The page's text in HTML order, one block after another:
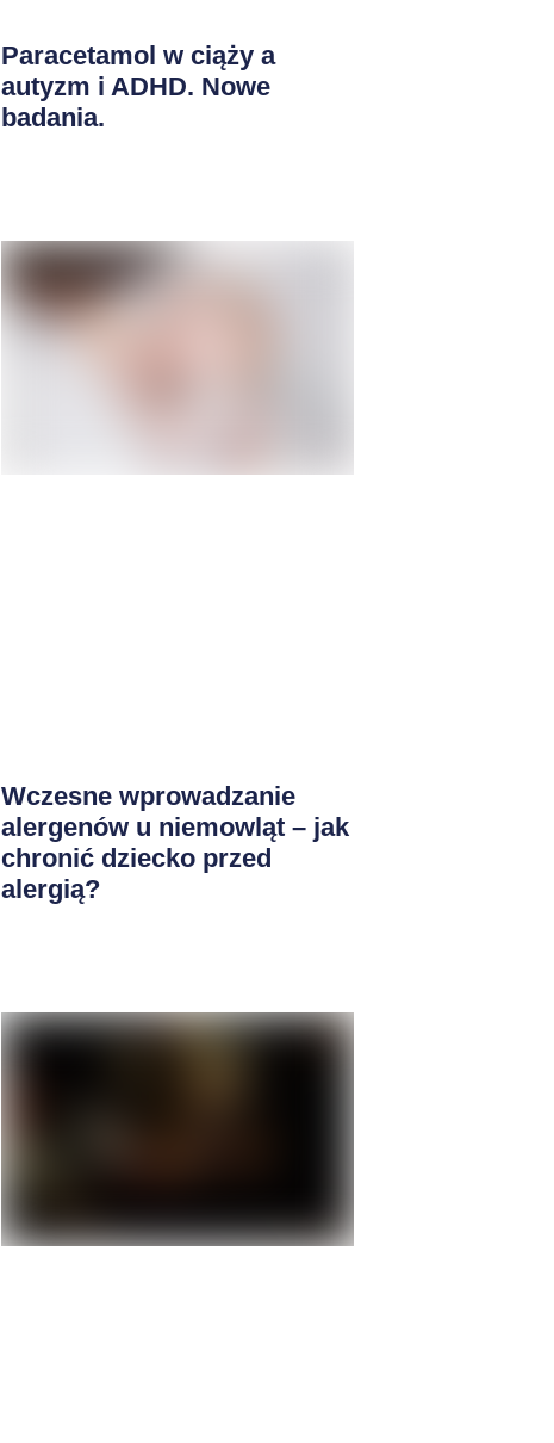
Paracetamol w ciąży a
autyzm i ADHD. Nowe
badania.
Wczesne wprowadzanie
alergenów u niemowląt – jak
chronić dziecko przed
alergią?